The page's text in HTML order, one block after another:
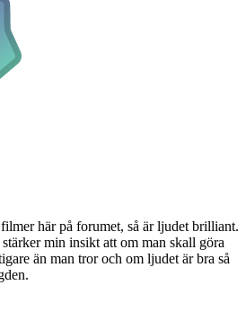
här på forumet, så är ljudet brilliant.
min insikt att om man skall göra
än man tror och om ljudet är bra så